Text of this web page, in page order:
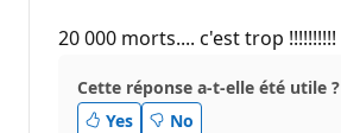
20 000 morts.... c'est trop !!!!!!!!!!
Cette réponse a-t-elle été utile ?
Yes
No